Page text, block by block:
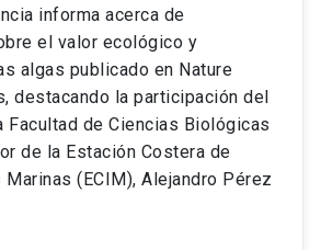
informa acerca de
el valor ecológico y
algas publicado en Nature
destacando la participación del
Facultad de Ciencias Biológicas
de la Estación Costera de
(ECIM), Alejandro Pérez